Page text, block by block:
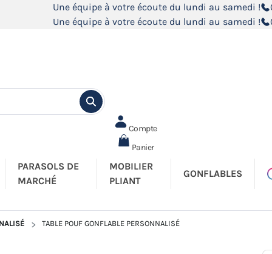
Une équipe à votre écoute du lundi au samedi !
Une équipe à votre écoute du lundi au samedi !
Compte
Panier
PARASOLS DE
MARCHÉ
MOBILIER
PLIANT
GONFLABLES
TABLE POUF GONFLABLE PERSONNALISÉ